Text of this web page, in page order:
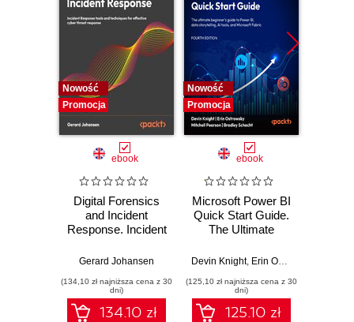
Nowość
Promocja
ebook
Digital Forensics
and Incident
Response. Incident
and techniques for
threat response -
Fourth Edition
Gerard Johansen
(134,10 zł najniższa cena z 30
dni)
134.10 zł
Nowość
Promocja
ebook
Microsoft Power BI
Quick Start Guide.
The Ultimate
to Power BI, Data
Tools, and
Microsoft Fabric -
Fourth Edition
Devin Knight, Erin Ostrowsky
(125,10 zł najniższa cena z 30
dni)
125.10 zł